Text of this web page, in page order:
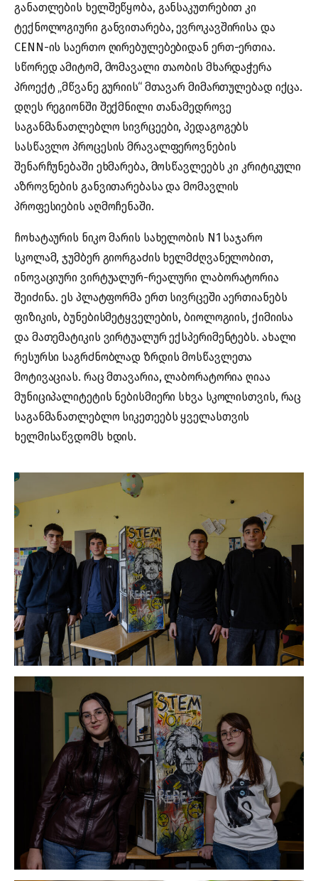
განათლების ხელშეწყობა, განსაკუთრებით კი
ტექნოლოგიური განვითარება, ევროკავშირისა და
CENN-ის საერთო ღირებულებებიდან ერთ-ერთია.
სწორედ ამიტომ, მომავალი თაობის მხარდაჭერა
პროექტ „მწვანე გურიის“ მთავარ მიმართულებად იქცა.
დღეს რეგიონში შექმნილი თანამედროვე
საგანმანათლებლო სივრცეები, პედაგოგებს
სასწავლო პროცესის მრავალფეროვნების
შენარჩუნებაში ეხმარება, მოსწავლეებს კი კრიტიკული
აზროვნების განვითარებასა და მომავლის
პროფესიების აღმოჩენაში.
ჩოხატაურის ნიკო მარის სახელობის N1 საჯარო
სკოლამ, ჯუმბერ გიორგაძის ხელმძღვანელობით,
ინოვაციური ვირტუალურ-რეალური ლაბორატორია
შეიძინა. ეს პლატფორმა ერთ სივრცეში აერთიანებს
ფიზიკის, ბუნებისმეტყველების, ბიოლოგიის, ქიმიისა
და მათემატიკის ვირტუალურ ექსპერიმენტებს. ახალი
რესურსი საგრძნობლად ზრდის მოსწავლეთა
მოტივაციას. რაც მთავარია, ლაბორატორია ღიაა
მუნიციპალიტეტის ნებისმიერი სხვა სკოლისთვის, რაც
საგანმანათლებლო სიკეთეებს ყველასთვის
ხელმისაწვდომს ხდის.